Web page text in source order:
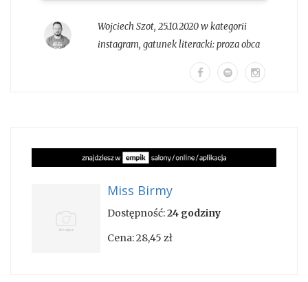
Wojciech Szot, 25.10.2020 w kategorii
instagram, gatunek literacki:proza obca
Miss Birmy
Dostępność:24 godziny
Cena:28,45 zł